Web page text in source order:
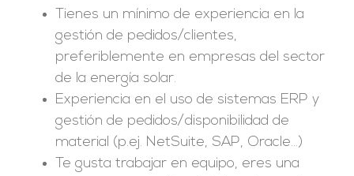
Tienes un mínimo de experiencia en la
gestión de pedidos/clientes,
preferiblemente en empresas del sector
de la energía solar.
Experiencia en el uso de sistemas ERP y
gestión de pedidos/disponibilidad de
material (p.ej. NetSuite, SAP, Oracle…)
Te gusta trabajar en equipo, eres una